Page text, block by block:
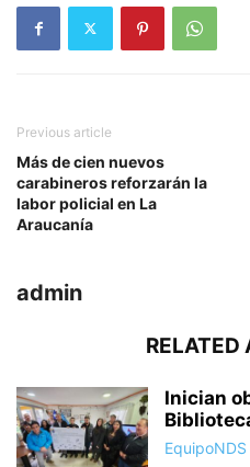
Previous article
Más de cien nuevos
carabineros reforzarán la
labor policial en La
Araucanía
admin
RELATED
Inician
EquipoNDS